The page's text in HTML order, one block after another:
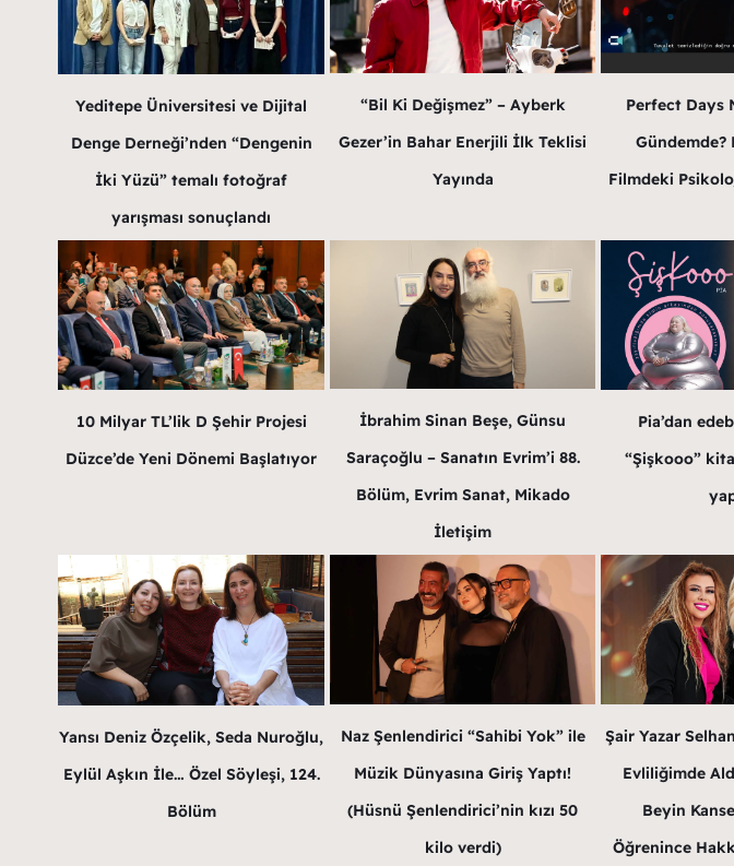
Yeditepe Üniversitesi ve Dijital
Denge Derneği’nden “Dengenin
İki Yüzü” temalı fotoğraf
yarışması sonuçlandı
“Bil Ki Değişmez” – Ayberk
Gezer’in Bahar Enerjili İlk Teklisi
Yayında
Perfect Days
Gündemde?
Filmdeki
10 Milyar TL’lik D Şehir Projesi
Düzce’de Yeni Dönemi Başlatıyor
İbrahim Sinan Beşe, Günsu
Saraçoğlu – Sanatın Evrim’i 88.
Bölüm, Evrim Sanat, Mikado
İletişim
Pia’dan
“Şişkooo”
Yansı Deniz Özçelik, Seda Nuroğlu,
Eylül Aşkın İle… Özel Söyleşi, 124.
Bölüm
Naz Şenlendirici “Sahibi Yok” ile
Müzik Dünyasına Giriş Yaptı!
(Hüsnü Şenlendirici’nin kızı 50
kilo verdi)
Şair Yazar
Evliliğimde
Beyin
Öğrenince